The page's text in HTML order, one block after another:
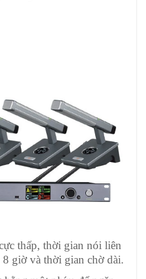
thấp, thời gian nói liên
giờ và thời gian chờ dài.